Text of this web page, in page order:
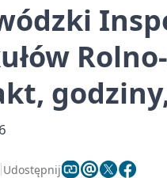
Udostępnij